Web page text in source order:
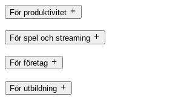
För produktivitet
För spel och streaming
För företag
För utbildning